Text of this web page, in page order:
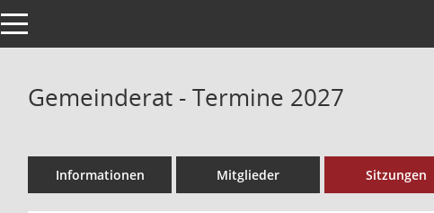
Toggle navigation
Gemeinderat - Termine 2027
Informationen Mitglieder Sitzungen